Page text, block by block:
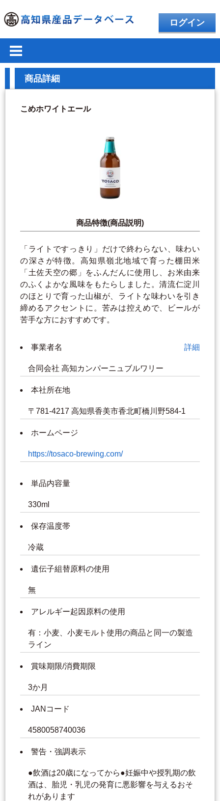
ログイン
商品詳細
こめホワイトエール
商品特徴(商品説明)
「ライトですっきり」だけで終わらない、味わい
の深さが特徴。高知県嶺北地域で育った棚田米
「土佐天空の郷」をふんだんに使用し、お米由来
のふくよかな風味をもたらしました。清流仁淀川
のほとりで育った山椒が、ライトな味わいを引き
締めるアクセントに。苦みは控えめで、ビールが
苦手な方におすすめです。
事業者名 詳細
合同会社 高知カンパーニュブルワリー
本社所在地
〒781-4217 高知県香美市香北町橋川野584-1
ホームページ
https://tosaco-brewing.com/
単品内容量
330ml
保存温度帯
冷蔵
遺伝子組替原料の使用
無
アレルギー起因原料の使用
有：小麦、小麦モルト使用の商品と同一の製造
ライン
賞味期限/消費期限
3か月
JANコード
4580058740036
警告・強調表示
●飲酒は20歳になってから●妊娠中や授乳期の飲
酒は、胎児・乳児の発育に悪影響を与えるおそ
れがあります